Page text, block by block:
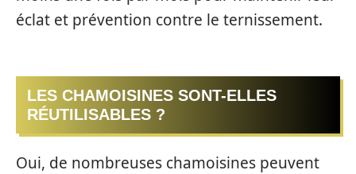
éclat et prévention contre le ternissement.
LES CHAMOISINES SONT-ELLES
RÉUTILISABLES ?
Oui, de nombreuses chamoisines peuvent